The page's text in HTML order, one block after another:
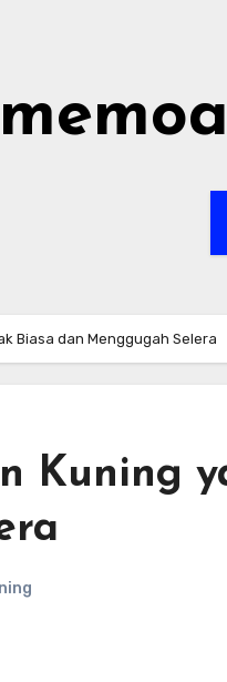
Biasa dan Menggugah Selera
Kuning